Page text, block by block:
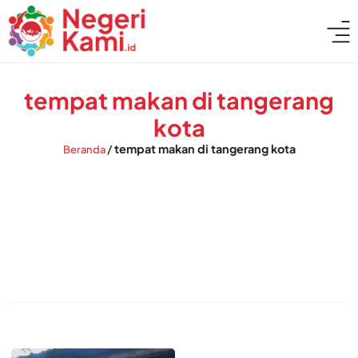
tempat makan di tangerang
kota
Beranda/tempat makan di tangerang kota